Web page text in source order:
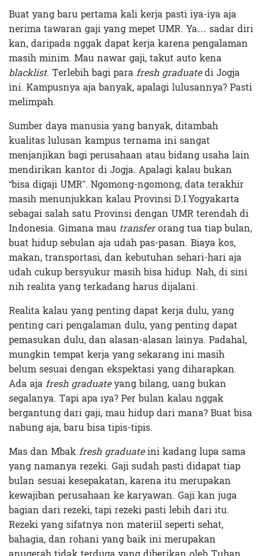
Buat yang baru pertama kali kerja pasti iya-iya aja
nerima tawaran gaji yang mepet UMR. Ya… sadar diri
kan, daripada nggak dapat kerja karena pengalaman
masih minim. Mau nawar gaji, takut auto kena
blacklist. Terlebih bagi parafresh graduatedi Jogja
ini. Kampusnya aja banyak, apalagi lulusannya? Pasti
melimpah.
Sumber daya manusia yang banyak, ditambah
kualitas lulusan kampus ternama ini sangat
menjanjikan bagi perusahaan atau bidang usaha lain
mendirikan kantor di Jogja. Apalagi kalau bukan
“bisa digaji UMR”. Ngomong-ngomong, data terakhir
masih menunjukkan kalau Provinsi D.I.Yogyakarta
sebagai salah satu Provinsi dengan UMR terendah di
Indonesia. Gimana mau transferorang tua tiap bulan,
buat hidup sebulan aja udah pas-pasan. Biaya kos,
makan, transportasi, dan kebutuhan sehari-hari aja
udah cukup bersyukur masih bisa hidup. Nah, di sini
nih realita yang terkadang harus dijalani.
Realita kalau yang penting dapat kerja dulu, yang
penting cari pengalaman dulu, yang penting dapat
pemasukan dulu, dan alasan-alasan lainya. Padahal,
mungkin tempat kerja yang sekarang ini masih
belum sesuai dengan ekspektasi yang diharapkan.
Ada ajafresh graduateyang bilang, uang bukan
segalanya. Tapi apa iya? Per bulan kalau nggak
bergantung dari gaji, mau hidup dari mana? Buat bisa
nabung aja, baru bisa tipis-tipis.
Mas dan Mbakfresh graduateini kadang lupa sama
yang namanya rezeki. Gaji sudah pasti didapat tiap
bulan sesuai kesepakatan, karena itu merupakan
kewajiban perusahaan ke karyawan. Gaji kan juga
bagian dari rezeki, tapi rezeki pasti lebih dari itu.
Rezeki yang sifatnya non materiil seperti sehat,
bahagia, dan rohani yang baik ini merupakan